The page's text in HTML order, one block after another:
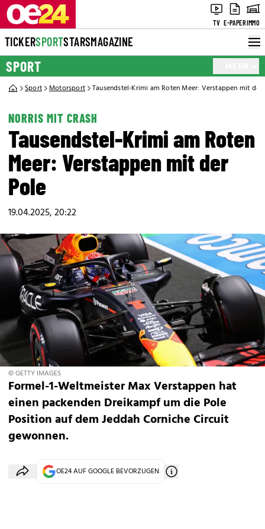
TV E-PAPERIMMO
TICKERSPORTSTARSMAGAZINE
SPORT
Sport Motorsport Tausendstel-Krimi am Roten Meer: Verstappen mit der
NORRIS MIT CRASH
Tausendstel-Krimi am Roten
Meer: Verstappen mit der
Pole
19.04.2025, 20:22
© GETTY IMAGES
Formel-1-Weltmeister Max Verstappen hat
einen packenden Dreikampf um die Pole
Position auf dem Jeddah Corniche Circuit
gewonnen.
OE24 AUF GOOGLE BEVORZUGEN